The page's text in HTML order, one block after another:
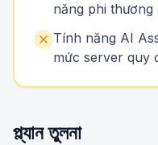
năng phi thương
Tính năng AI
mức server quy
প্ল্যান তুলনা